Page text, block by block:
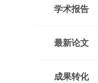
学术报告
最新论文
成果转化